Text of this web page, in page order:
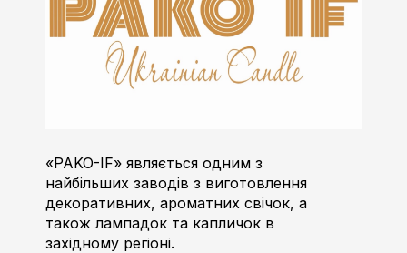
«PAKO-IF» являється одним з
найбільших заводів з виготовлення
декоративних, ароматних свічок, а
також лампадок та капличок в
західному регіоні.